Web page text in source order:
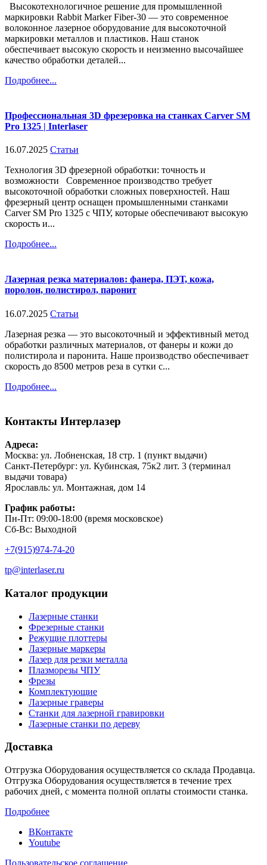
Высокотехнологичное решение для промышленной
маркировки Rabbit Marker Fiber-30 — это современное
волоконное лазерное оборудование для высокоточной
маркировки металлов и пластиков. Наш станок
обеспечивает высокую скорость и неизменно высочайшее
качество обработки деталей...
Подробнее...
Профессиональная 3D фрезеровка на станках Carver SM
Pro 1325 | Interlaser
16.07.2025 Статьи
Технология 3D фрезерной обработки: точность и
возможности Современное производство требует
высокоточной обработки сложных поверхностей. Наш
фрезерный центр оснащен промышленными станками
Carver SM Pro 1325 с ЧПУ, которые обеспечивают высокую
скорость и...
Подробнее...
Лазерная резка материалов: фанера, ПЭТ, кожа,
поролон, полистирол, паронит
16.07.2025 Статьи
Лазерная резка — это высокоточный и эффективный метод
обработки различных материалов, от фанеры и кожи до
полистирола и паронита. Наше производство обеспечивает
скорость до 8500 метров реза в сутки с...
Подробнее...
Контакты Интерлазер
Адреса:
Москва: ул. Лобненская, 18 стр. 1 (пункт выдачи)
Санкт-Петербург: ул. Кубинская, 75к2 лит. 3 (терминал
выдачи товара)
Ярославль: ул. Монтажная, дом 14
График работы:
Пн-Пт: 09:00-18:00 (время московское)
Сб-Вс: Выходной
+7(915)974-74-20
tp@interlaser.ru
Каталог продукции
Лазерные станки
Фрезерные станки
Режущие плоттеры
Лазерные маркеры
Лазер для резки металла
Плазморезы ЧПУ
Фрезы
Комплектующие
Лазерные граверы
Станки для лазерной гравировки
Лазерные станки по дереву
Доставка
Отгрузка Оборудования осуществляется со склада Продавца.
Отгрузка Оборудования осуществляется в течение трех
рабочих дней, с момента полной оплаты стоимости станка.
Подробнее
ВКонтакте
Youtube
Пользовательское соглашение